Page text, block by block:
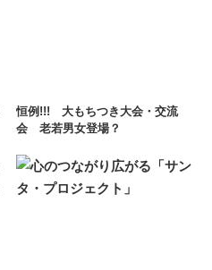
恒例!!! 大もちつき大会・交流
会 老若男女登場？